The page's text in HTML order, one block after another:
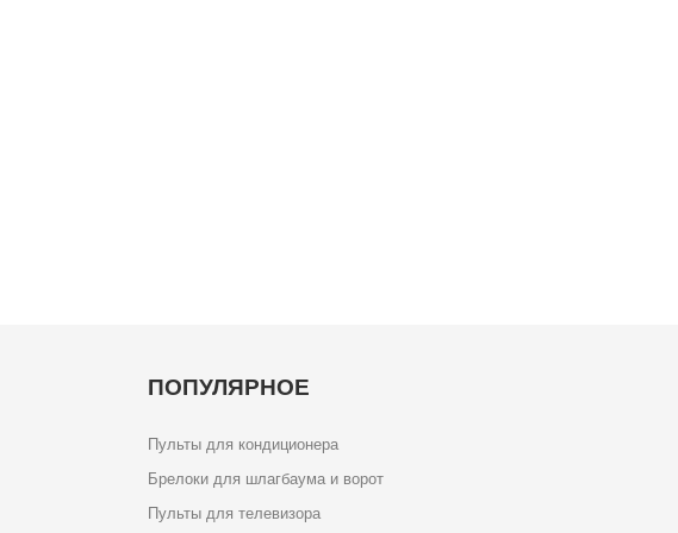
ПОПУЛЯРНОЕ
Пульты для кондиционера
Брелоки для шлагбаума и ворот
Пульты для телевизора